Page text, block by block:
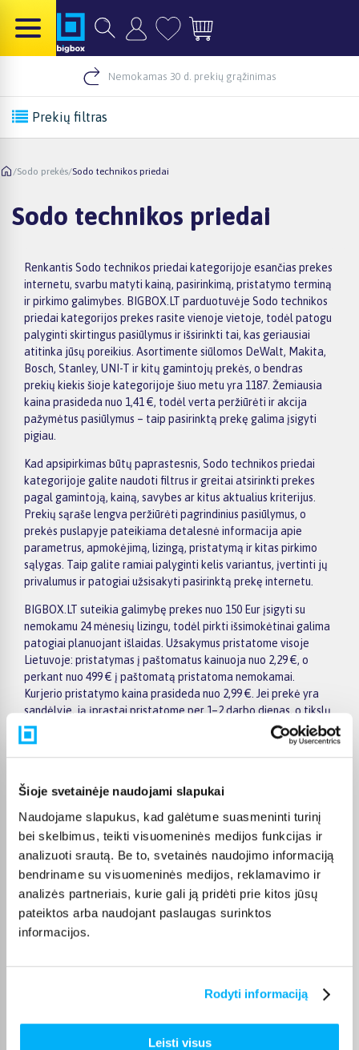
Šioje svetainėje naudojami slapukai
Naudojame slapukus, kad galėtume suasmeninti turinį
bei skelbimus, teikti visuomeninės medijos funkcijas ir
analizuoti srautą. Be to, svetainės naudojimo informaciją
bendriname su visuomeninės medijos, reklamavimo ir
analizės partneriais, kurie gali ją pridėti prie kitos jūsų
pateiktos arba naudojant paslaugas surinktos
informacijos.
Rodyti informaciją
Leisti visus
Nemokamas 30 d. prekių grąžinimas
Prekių filtras
/Sodo prekės/Sodo technikos priedai
Sodo technikos priedai
Renkantis Sodo technikos priedai kategorijoje esančias prekes
internetu, svarbu matyti kainą, pasirinkimą, pristatymo terminą
ir pirkimo galimybes. BIGBOX.LT parduotuvėje Sodo technikos
priedai kategorijos prekes rasite vienoje vietoje, todėl patogu
palyginti skirtingus pasiūlymus ir išsirinkti tai, kas geriausiai
atitinka jūsų poreikius. Asortimente siūlomos DeWalt, Makita,
Bosch, Stanley, UNI-T ir kitų gamintojų prekės, o bendras
prekių kiekis šioje kategorijoje šiuo metu yra 1187. Žemiausia
kaina prasideda nuo 1,41 €, todėl verta peržiūrėti ir akcija
pažymėtus pasiūlymus – taip pasirinktą prekę galima įsigyti
pigiau.
Kad apsipirkimas būtų paprastesnis, Sodo technikos priedai
kategorijoje galite naudoti filtrus ir greitai atsirinkti prekes
pagal gamintoją, kainą, savybes ar kitus aktualius kriterijus.
Prekių sąraše lengva peržiūrėti pagrindinius pasiūlymus, o
prekės puslapyje pateikiama detalesnė informacija apie
parametrus, apmokėjimą, lizingą, pristatymą ir kitas pirkimo
sąlygas. Taip galite ramiai palyginti kelis variantus, įvertinti jų
privalumus ir patogiai užsisakyti pasirinktą prekę internetu.
BIGBOX.LT suteikia galimybę prekes nuo 150 Eur įsigyti su
nemokamu 24 mėnesių lizingu, todėl pirkti išsimokėtinai galima
patogiai planuojant išlaidas. Užsakymus pristatome visoje
Lietuvoje: pristatymas į paštomatus kainuoja nuo 2,29 €, o
perkant nuo 499 € į paštomatą pristatoma nemokamai.
Kurjerio pristatymo kaina prasideda nuo 2,99 €. Jei prekė yra
sandėlyje, ją įprastai pristatome per 1–2 darbo dienas, o tikslų
terminą visada rasite konkrečios prekės puslapyje.
Pasirinkę tinkamą prekę iš Sodo technikos priedai kategorijos,
paštomatą, kurjeriu arba atsiėmimą BIGBOX.LT biure Kaune.
Pirkėjų atsiliepimai apie prekes
Lina M.
Viskas puiku!